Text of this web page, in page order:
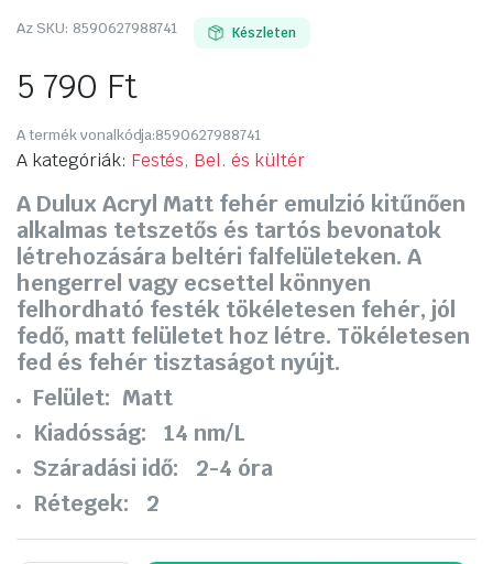
Az SKU: 8590627988741 Készleten
5 790 Ft
A termék vonalkódja:8590627988741
A kategóriák: Festés, Bel. és kültér
A Dulux Acryl Matt fehér emulzió kitűnően
alkalmas tetszetős és tartós bevonatok
létrehozására beltéri falfelületeken. A
hengerrel vagy ecsettel könnyen
felhordható festék tökéletesen fehér, jól
fedő, matt felületet hoz létre. Tökéletesen
fed és fehér tisztaságot nyújt.
Felület: Matt
Kiadósság: 14 nm/L
Száradási idő: 2-4 óra
Rétegek: 2